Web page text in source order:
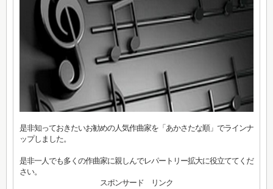
是非知っておきたいお勧めの人気作曲家を「あかさたな順」でラインナ
ップしました。
是非一人でも多くの作曲家に親しんでレパートリー拡大に役立ててくだ
さい。
スポンサード リンク